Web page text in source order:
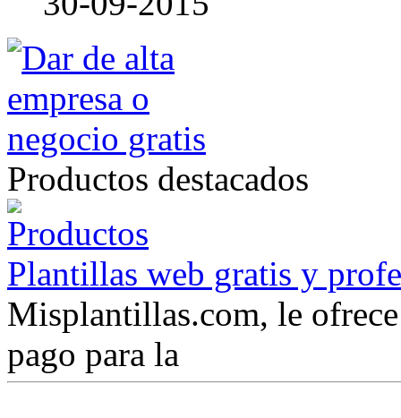
Productos destacados
Plantillas web gratis y
Misplantillas.com, le
pago para la